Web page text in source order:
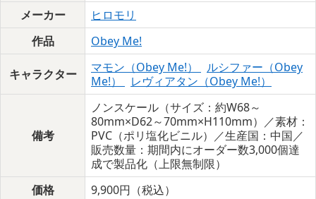
メーカー
ヒロモリ
作品
Obey Me!
キャラクター マモン（Obey Me!）
ルシファー（Obey
Me!）
レヴィアタン（Obey Me!）
備考
ノンスケール（サイズ：約W68～
80mm×D62～70mm×H110mm）／素材：
PVC（ポリ塩化ビニル）／生産国：中国／
販売数量：期間内にオーダー数3,000個達
成で製品化（上限無制限）
価格
9,900円（税込）